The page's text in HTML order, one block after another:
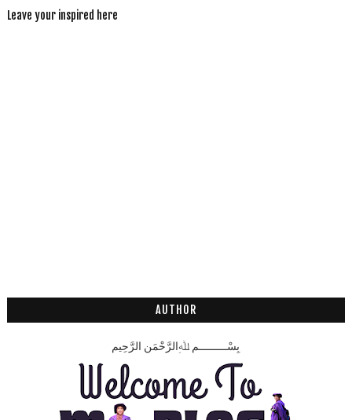
Leave your inspired here
AUTHOR
بِسْـــــــــمِ ﷲِالرَّحْمَنِ الرَّحِيم